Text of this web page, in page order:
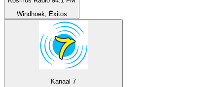
Windhoek, Éxitos
Kanaal 7